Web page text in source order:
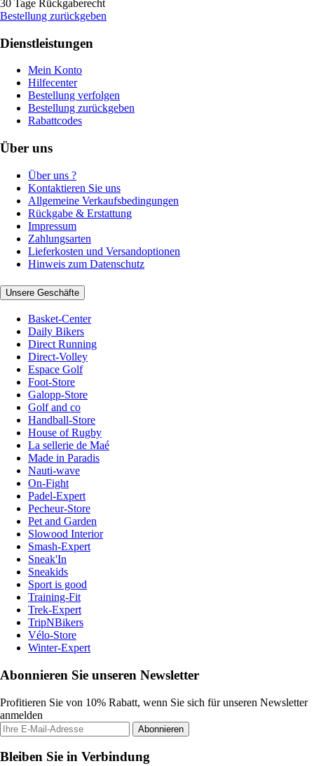
30 Tage Rückgaberecht
Bestellung zurückgeben
Dienstleistungen
Mein Konto
Hilfecenter
Bestellung verfolgen
Bestellung zurückgeben
Rabattcodes
Über uns
Über uns ?
Kontaktieren Sie uns
Allgemeine Verkaufsbedingungen
Rückgabe & Erstattung
Impressum
Zahlungsarten
Lieferkosten und Versandoptionen
Hinweis zum Datenschutz
Unsere Geschäfte
Basket-Center
Daily Bikers
Direct Running
Direct-Volley
Espace Golf
Foot-Store
Galopp-Store
Golf and co
Handball-Store
House of Rugby
La sellerie de Maé
Made in Paradis
Nauti-wave
On-Fight
Padel-Expert
Pecheur-Store
Pet and Garden
Slowood Interior
Smash-Expert
Sneak'In
Sneakids
Sport is good
Training-Fit
Trek-Expert
TripNBikers
Vélo-Store
Winter-Expert
Abonnieren Sie unseren Newsletter
Profitieren Sie von 10% Rabatt, wenn Sie sich für unseren Newsletter
anmelden
Abonnieren
Bleiben Sie in Verbindung